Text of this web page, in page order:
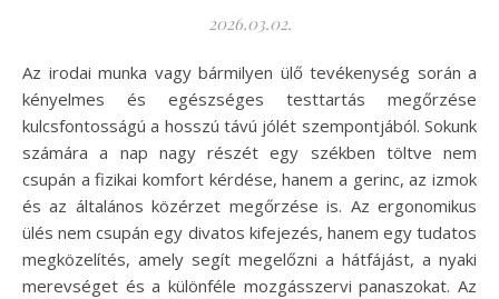
2026.03.02.
Az irodai munka vagy bármilyen ülő tevékenység során a
kényelmes és egészséges testtartás megőrzése
kulcsfontosságú a hosszú távú jólét szempontjából. Sokunk
számára a nap nagy részét egy székben töltve nem
csupán a fizikai komfort kérdése, hanem a gerinc, az izmok
és az általános közérzet megőrzése is. Az ergonomikus
ülés nem csupán egy divatos kifejezés, hanem egy tudatos
megközelítés, amely segít megelőzni a hátfájást, a nyaki
merevséget és a különféle mozgásszervi panaszokat. Az